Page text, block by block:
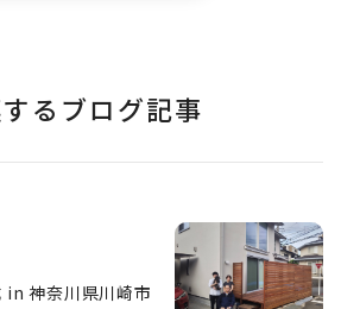
るブログ記事
in 神奈川県川崎市